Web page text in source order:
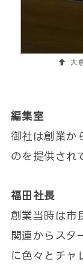
大
編集室
御社は創業か
のを提供され
福田社長
創業当時は市
関連からスタ
に色々とチャ